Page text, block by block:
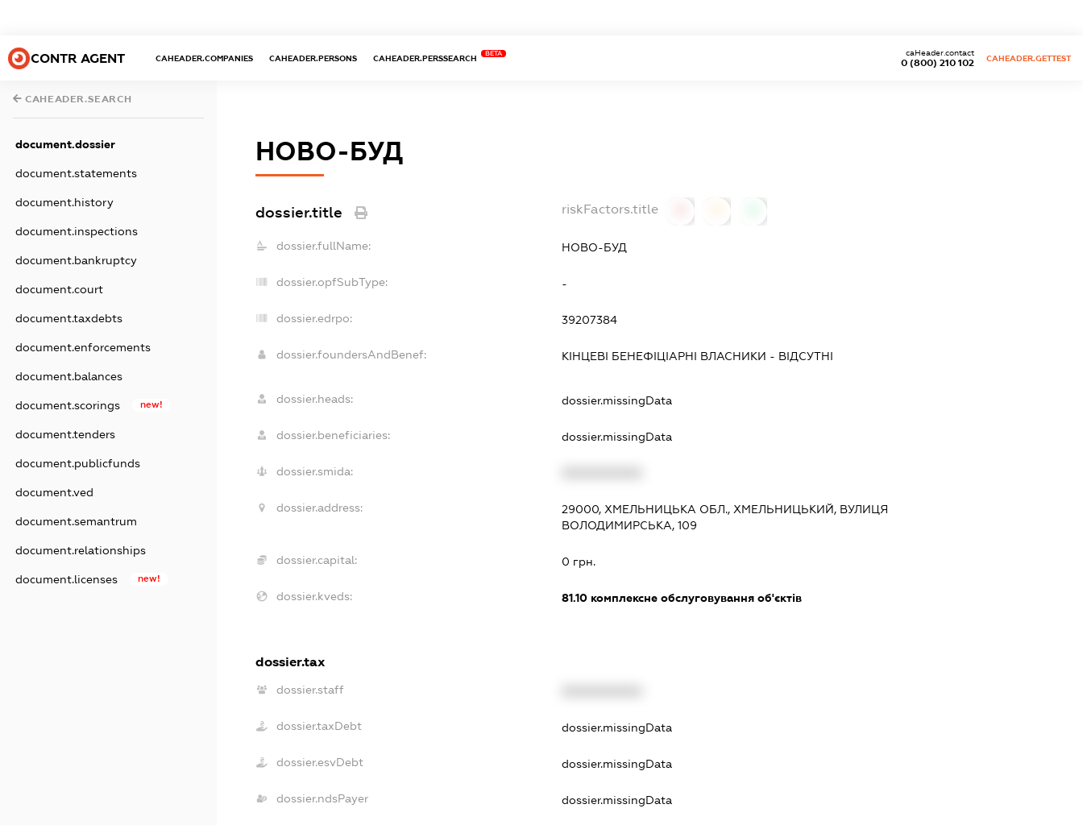
CONTR AGENT CAHEADER.COMPANIES CAHEADER.PERSONS CAHEADER.PERSSEARCH
BETA
0 (800) 210 102
caHeader.contact
CAHEADER.GETTEST
CAHEADER.SEARCH
document.dossier
document.statements
document.history
document.inspections
document.bankruptcy
document.court
document.taxdebts
document.enforcements
document.balances
document.scorings new!
document.tenders
document.publicfunds
document.ved
document.semantrum
document.relationships
document.licenses new!
НОВО-БУД
dossier.title riskFactors.title
dossier.fullName: НОВО-БУД
dossier.opfSubType: -
dossier.edrpo: 39207384
dossier.foundersAndBenef: КІНЦЕВІ БЕНЕФІЦІАРНІ ВЛАСНИКИ - ВІДСУТНІ
dossier.heads: dossier.missingData
dossier.beneficiaries: dossier.missingData
dossier.smida:
dossier.address:
29000, ХМЕЛЬНИЦЬКА ОБЛ., ХМЕЛЬНИЦЬКИЙ, ВУЛИЦЯ
ВОЛОДИМИРСЬКА, 109
dossier.capital: 0 грн.
dossier.kveds: 81.10 комплексне обслуговування об'єктів
dossier.tax
dossier.staff
dossier.taxDebt dossier.missingData
dossier.esvDebt dossier.missingData
dossier.ndsPayer dossier.missingData